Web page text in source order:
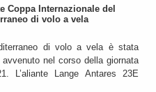
Coppa Internazionale del
di volo a vela
di volo a vela è stata
nel corso della giornata
L’aliante Lange Antares 23E